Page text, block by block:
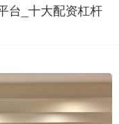
台_十大配资杠杆